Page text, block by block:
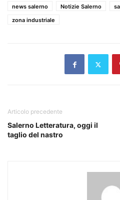
news salerno
Notizie Salerno
zona industriale
Articolo precedente
Salerno Letteratura, oggi il
taglio del nastro